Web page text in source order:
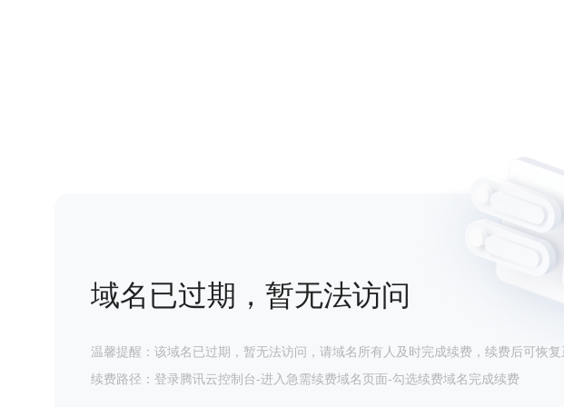
域名已过期，暂无法访问
温馨提醒：该域名已过期，暂无法访问，请域名所有人及时完成续费，续费后可恢复
续费路径：登录腾讯云控制台-进入急需续费域名页面-勾选续费域名完成续费